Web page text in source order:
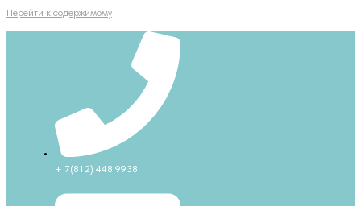
Перейти к содержимому
+ 7(812) 448 9938